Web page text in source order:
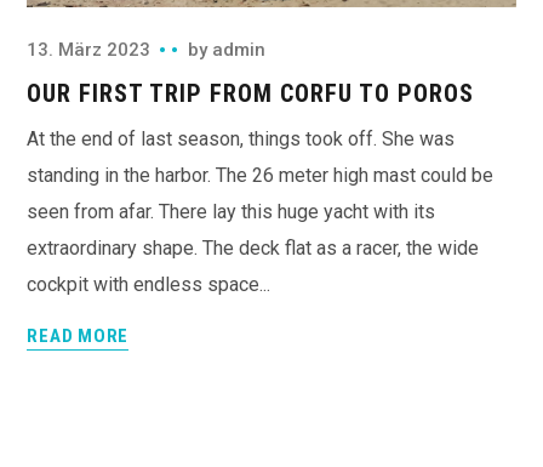
13. März 2023 by admin
OUR FIRST TRIP FROM CORFU TO POROS
At the end of last season, things took off. She was
standing in the harbor. The 26 meter high mast could be
seen from afar. There lay this huge yacht with its
extraordinary shape. The deck flat as a racer, the wide
cockpit with endless space...
READ MORE